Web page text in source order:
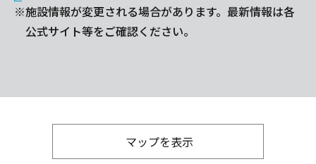
※施設情報が変更される場合があります。最新情報は各
公式サイト等をご確認ください。
マップを表示